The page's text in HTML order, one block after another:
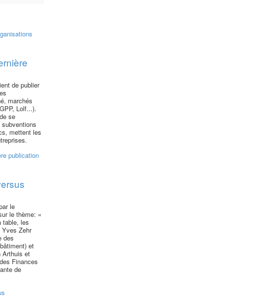
de publier
marchés
Lolf...).
se
mettent les
publication
le
le thème: «
table, les
Yves Zehr
des
et
Arthuis et
Finances
de